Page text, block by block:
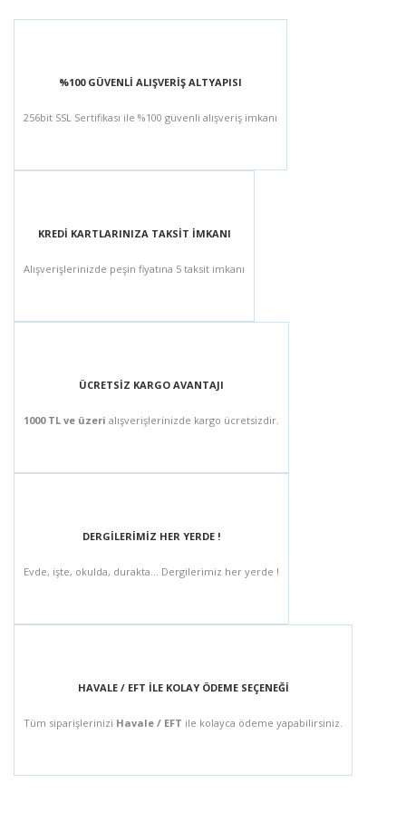
%100 GÜVENLİ ALIŞVERİŞ ALTYAPISI
256bit SSL Sertifikası ile %100 güvenli alışveriş imkanı
KREDİ KARTLARINIZA TAKSİT İMKANI
Alışverişlerinizde peşin fiyatına 5 taksit imkanı
ÜCRETSİZ KARGO AVANTAJI
1000 TL ve üzeri alışverişlerinizde kargo ücretsizdir.
DERGİLERİMİZ HER YERDE !
Evde, işte, okulda, durakta... Dergilerimiz her yerde !
HAVALE / EFT İLE KOLAY ÖDEME SEÇENEĞİ
Tüm siparişlerinizi Havale / EFT ile kolayca ödeme yapabilirsiniz.